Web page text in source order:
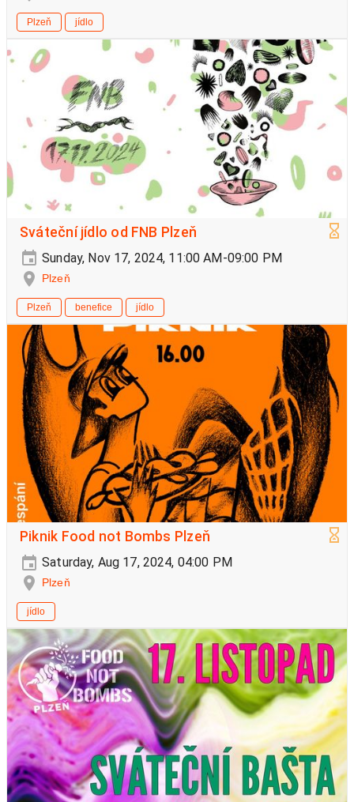
Plzeň jídlo
Sváteční jídlo od FNB Plzeň
Sunday, Nov 17, 2024, 11:00 AM-09:00 PM
Plzeň
Plzeň benefice jídlo
Piknik Food not Bombs Plzeň
Saturday, Aug 17, 2024, 04:00 PM
Plzeň
jídlo